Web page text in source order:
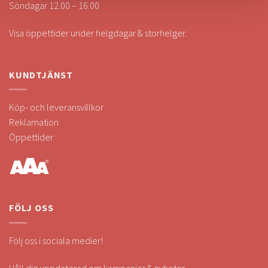
Söndagar 12.00 – 16.00
Visa öppettider under helgdagar & storhelger.
KUNDTJÄNST
Köp- och leveransvillkor
Reklamation
Öppettider
FÖLJ OSS
Följ oss i sociala medier!